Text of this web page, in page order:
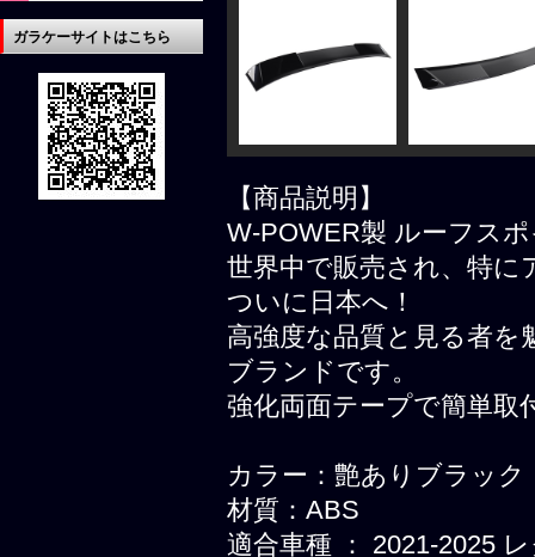
【商品説明】
W-POWER製 ルーフス
世界中で販売され、特に
ついに日本へ！
高強度な品質と見る者
ブランドです。
強化両面テープで簡単取
カラー：艶ありブラック
材質：ABS
適合車種 ： 2021-2025
ガラケーサイトはこちら